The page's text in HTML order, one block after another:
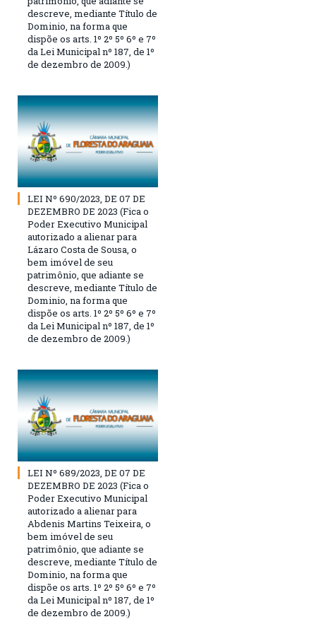
descreve, mediante Título de
Dominio, na forma que
dispõe os arts. 1º 2º 5º 6º e 7º
da Lei Municipal nº 187, de 1º
de dezembro de 2009.)
LEI Nº 690/2023, DE 07 DE
DEZEMBRO DE 2023 (Fica o
Poder Executivo Municipal
autorizado a alienar para
Lázaro Costa de Sousa, o
bem imóvel de seu
patrimônio, que adiante se
descreve, mediante Título de
Dominio, na forma que
dispõe os arts. 1º 2º 5º 6º e 7º
da Lei Municipal nº 187, de 1º
de dezembro de 2009.)
LEI Nº 689/2023, DE 07 DE
DEZEMBRO DE 2023 (Fica o
Poder Executivo Municipal
autorizado a alienar para
Abdenis Martins Teixeira, o
bem imóvel de seu
patrimônio, que adiante se
descreve, mediante Título de
Dominio, na forma que
dispõe os arts. 1º 2º 5º 6º e 7º
da Lei Municipal nº 187, de 1º
de dezembro de 2009.)